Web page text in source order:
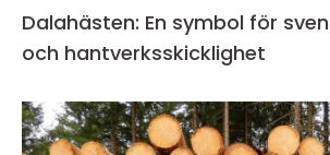
Dalahästen: En symbol för
och hantverksskicklighet